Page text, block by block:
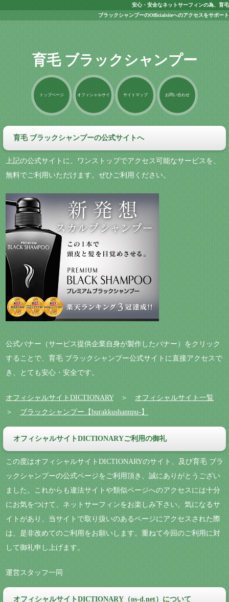
安心・安全なネットサーフィンの為、育毛
ブラックシャンプーのOfficialsiteへのアクセスをサポート
育毛 ブラックシャンプー
トップページ オフィシャルサイ サイトマップ お問い合わせ
育毛 ブラックシャンプーの公式サイトへ
上記の公式サイトに、ワンストップでアクセス可能なサービスを、
無料でご利用いただけます。ぜひご利用ください。
公式バナー（サービス提供企業自身が製作したバナー）をクリック
することで、育毛 ブラックシャンプー公式サイトに直接アクセスで
き、とても安心・安全です。
オフィシャルサイトDICTIONARY＞ オフィシャルサイト一覧
＞ ブラックシャンプー【burakkushannpu-】
オフィシャルサイトDICTIONARYご利用の御礼
この度はオフィシャルサイトDICTIONARYのサイト、及び育毛 ブラ
ックシャンプーの公式ページをご利用頂き、誠にありがとうござい
ました。これからも違法サイトや類似ページへのアクセスには十分
にお気をつけて、ネットサーフィンをお楽しみ下さい。気になるサ
イトがあり、当サイトで取り扱いのあるページにアクセスされた際
は、是非改めてのご利用をお願いします。重ねて今回のご利用に対
して御礼申し上げます。
運営スタッフ一同
オフィシャルサイトDICTIONARY（os-d.net）について